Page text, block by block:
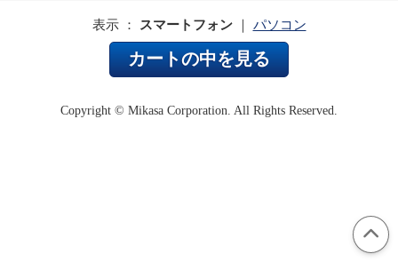
表示 ： スマートフォン｜ パソコン
カートの中を見る
Copyright © Mikasa Corporation. All Rights Reserved.